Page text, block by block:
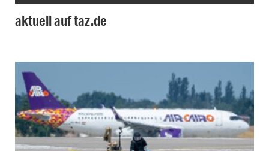
aktuell auf taz.de